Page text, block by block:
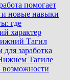
помогает
и новые навыки
где
характер
Тагил
заработка
Тагиле